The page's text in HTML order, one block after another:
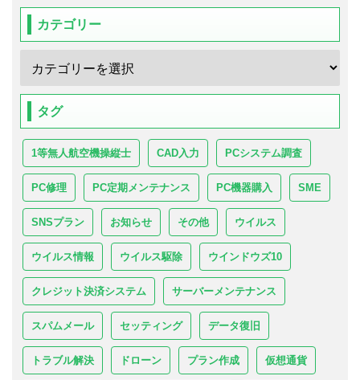
カテゴリー
タグ
1等無人航空機操縦士 CAD入力 PCシステム調査
PC修理 PC定期メンテナンス PC機器購入 SME
SNSプラン お知らせ その他 ウイルス
ウイルス情報 ウイルス駆除 ウインドウズ10
クレジット決済システム サーバーメンテナンス
スパムメール セッティング データ復旧
トラブル解決 ドローン プラン作成 仮想通貨